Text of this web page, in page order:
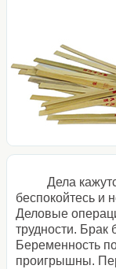
Дела
беспокойтесь и
Деловые
трудности. Брак
Беременность
проигрышны.